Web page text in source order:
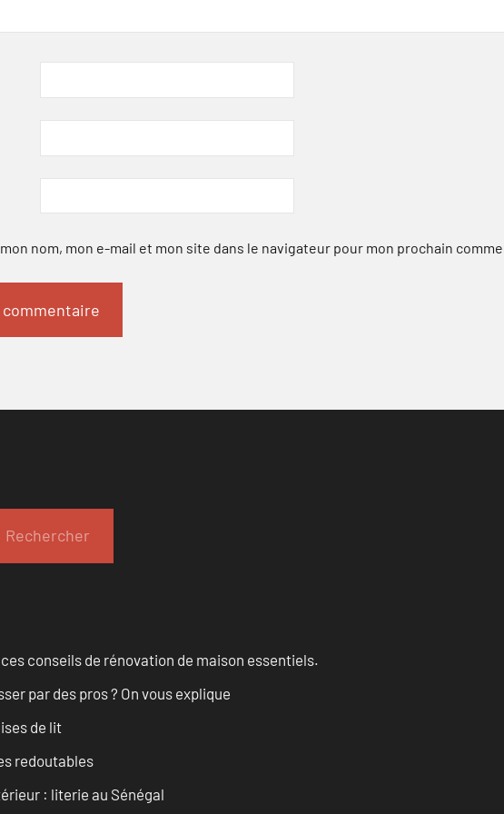
nom, mon e-mail et mon site dans le navigateur pour mon prochain
Rechercher
conseils de rénovation de maison essentiels.
par des pros ? On vous explique
de lit
redoutables
: literie au Sénégal